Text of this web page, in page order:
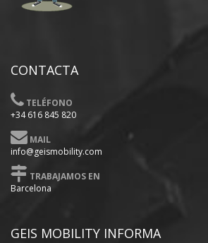
CONTACTA
TELÉFONO
+34 616 845 820
MAIL
info@geismobility.com
TRABAJAMOS EN
Barcelona
GEIS MOBILITY INFORMA